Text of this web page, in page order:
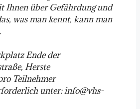
Ihnen über Gefährdung und
was man kennt, kann man
Ende der
Herste
Teilnehmer
unter: info@vhs-